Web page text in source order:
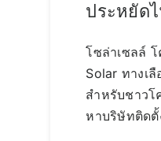
ประหยัด
โซล่าเซลล์ โ
Solar ทางเลื
สำหรับชาวโ
หาบริษัทติดตั้